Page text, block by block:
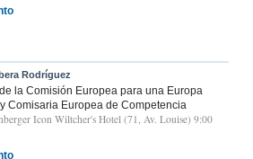
Rodríguez
la Comisión Europea para una Europa
Comisaria Europea de Competencia
Icon Wiltcher's Hotel (71, Av. Louise) 9:00